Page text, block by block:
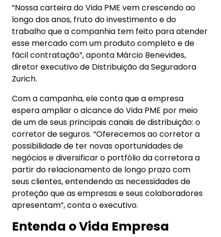
“Nossa carteira do Vida PME vem crescendo ao
longo dos anos, fruto do investimento e do
trabalho que a companhia tem feito para atender
esse mercado com um produto completo e de
fácil contratação”, aponta Márcio Benevides,
diretor executivo de Distribuição da Seguradora
Zurich.
Com a campanha, ele conta que a empresa
espera ampliar o alcance do Vida PME por meio
de um de seus principais canais de distribuição: o
corretor de seguros. “Oferecemos ao corretor a
possibilidade de ter novas oportunidades de
negócios e diversificar o portfólio da corretora a
partir do relacionamento de longo prazo com
seus clientes, entendendo as necessidades de
proteção que as empresas e seus colaboradores
apresentam”, conta o executivo.
Entenda o Vida Empresa